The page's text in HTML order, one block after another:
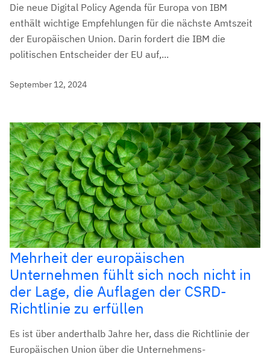
Die neue Digital Policy Agenda für Europa von IBM
enthält wichtige Empfehlungen für die nächste Amtszeit
der Europäischen Union. Darin fordert die IBM die
politischen Entscheider der EU auf,...
September 12, 2024
Mehrheit der europäischen
Unternehmen fühlt sich noch nicht in
der Lage, die Auflagen der CSRD-
Richtlinie zu erfüllen
Es ist über anderthalb Jahre her, dass die Richtlinie der
Europäischen Union über die Unternehmens-